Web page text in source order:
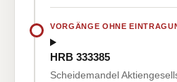
VORGÄNGE OHNE
HRB 333385
Scheidemandel